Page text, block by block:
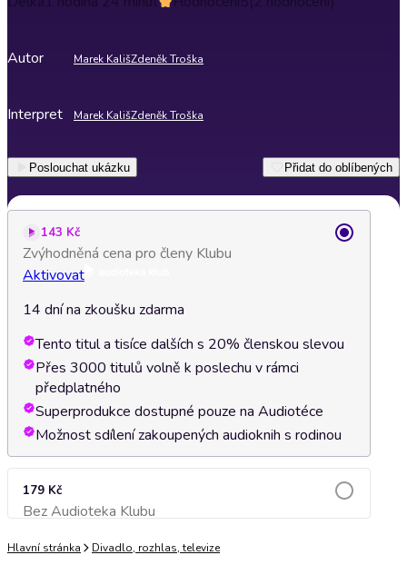
Autor Marek KališZdeněk Troška
Interpret Marek KališZdeněk Troška
Poslouchat ukázku Přidat do oblíbených
143 Kč
Zvýhodněná cena pro členy Klubu
Aktivovat
14 dní na zkoušku zdarma
Tento titul a tisíce dalších s 20% členskou slevou
Přes 3000 titulů volně k poslechu v rámci
předplatného
Superprodukce dostupné pouze na Audiotéce
Možnost sdílení zakoupených audioknih s rodinou
179 Kč
Bez Audioteka KlubuPřidat do košíku
Hlavní stránka Divadlo, rozhlas, televize